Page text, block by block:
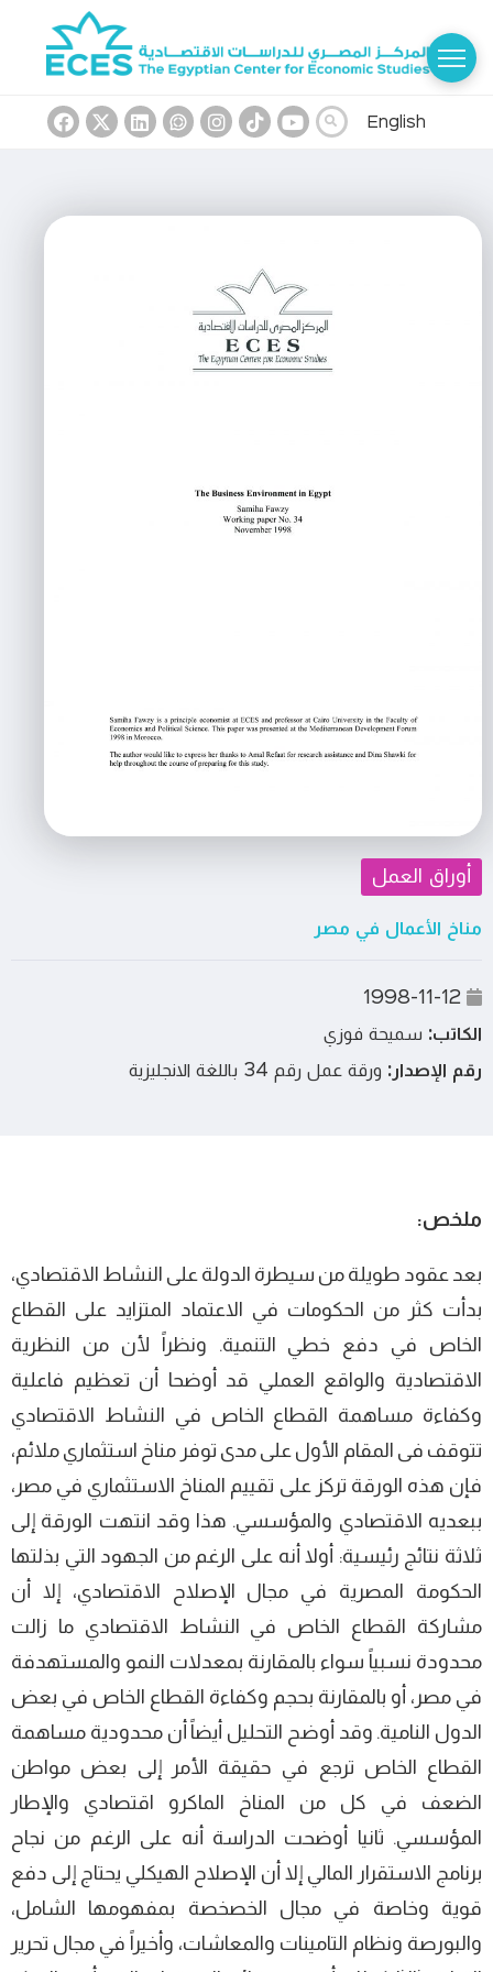
English
أوراق العمل
مناخ الأعمال في مصر
الكاتب: سميحة فوزي
رقم الإصدار: ورقة عمل رقم 34 باللغة الانجليزية
ملخص:
بعد عقود طويلة من سيطرة الدولة على النشاط الاقتصادي،
بدأت كثر من الحكومات في الاعتماد المتزايد على القطاع
الخاص في دفع خطي التنمية. ونظراً لأن من النظرية
الاقتصادية والواقع العملي قد أوضحا أن تعظيم فاعلية
وكفاءة مساهمة القطاع الخاص في النشاط الاقتصادي
تتوقف فى المقام الأول على مدى توفر مناخ استثماري ملائم،
فإن هذه الورقة تركز على تقييم المناخ الاستثماري في مصر،
ببعديه الاقتصادي والمؤسسي. هذا وقد انتهت الورقة إلى
ثلاثة نتائج رئيسية: أولا أنه على الرغم من الجهود التي بذلتها
الحكومة المصرية في مجال الإصلاح الاقتصادي، إلا أن
مشاركة القطاع الخاص في النشاط الاقتصادي ما زالت
محدودة نسبياً سواء بالمقارنة بمعدلات النمو والمستهدفة
في مصر، أو بالمقارنة بحجم وكفاءة القطاع الخاص في بعض
الدول النامية. وقد أوضح التحليل أيضاً أن محدودية مساهمة
القطاع الخاص ترجع في حقيقة الأمر إلى بعض مواطن
الضعف في كل من المناخ الماكرو اقتصادي والإطار
المؤسسي. ثانيا أوضحت الدراسة أنه على الرغم من نجاح
برنامج الاستقرار المالي إلا أن الإصلاح الهيكلي يحتاج إلى دفع
قوية وخاصة في مجال الخصخصة بمفهومها الشامل،
والبورصة ونظام التامينات والمعاشات، وأخيراً في مجال تحرير